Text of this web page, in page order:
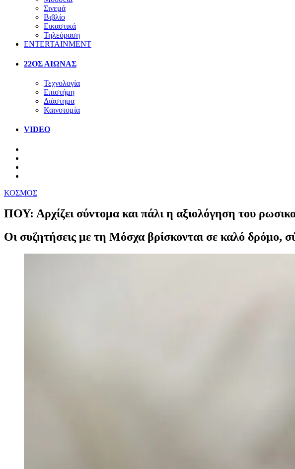
Σινεμά
Βιβλίο
Εικαστικά
Τηλεόραση
ENTERTAINMENT
22ΟΣ ΑΙΩΝΑΣ
Τεχνολογία
Επιστήμη
Διάστημα
Καινοτομία
VIDEO
ΚΟΣΜΟΣ
ΠΟΥ: Αρχίζει σύντομα και πάλι η αξιολόγηση του
Οι συζητήσεις με τη Μόσχα βρίσκονται σε καλό